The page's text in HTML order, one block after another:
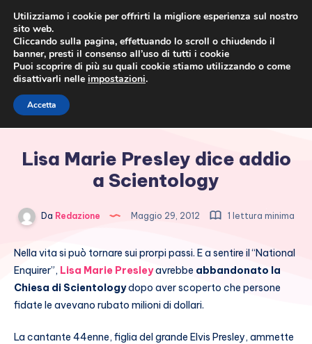
Lisa Marie Presley dice addio
a Scientology
Da Redazione Maggio 29, 2012 1 lettura minima
Nella vita si può tornare sui prorpi passi. E a sentire il “National
Enquirer”, Lisa Marie Presleyavrebbe abbandonato la
Chiesa di Scientologydopo aver scoperto che persone
fidate le avevano rubato milioni di dollari.
La cantante 44enne, figlia del grande Elvis Presley, ammette
Utilizziamo i cookie per offrirti la migliore esperienza sul nostro
sito web.
Cliccando sulla pagina, effettuando lo scroll o chiudendo il
banner, presti il consenso all’uso di tutti i cookie
Puoi scoprire di più su quali cookie stiamo utilizzando o come
disattivarli nelle impostazioni.
Accetta